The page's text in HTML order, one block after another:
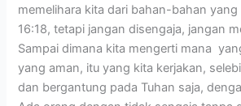
memelihara kita dari bahan-bahan
16:18, tetapi jangan disengaja, jangan
Sampai dimana kita mengerti mana
yang aman, itu yang kita kerjakan,
dan bergantung pada Tuhan saja,